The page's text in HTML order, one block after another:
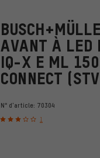
AVANT À LED
IQ-X E ML
CONNECT
N° d'article: 70304
1